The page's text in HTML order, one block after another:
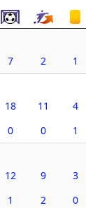
7 2 1
18 11 4
0 0 1
12 9 3
1 2 0